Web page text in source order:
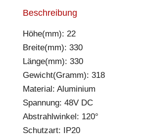
Beschreibung
Höhe(mm): 22
Breite(mm): 330
Länge(mm): 330
Gewicht(Gramm): 318
Material: Aluminium
Spannung: 48V DC
Abstrahlwinkel: 120°
Schutzart: IP20